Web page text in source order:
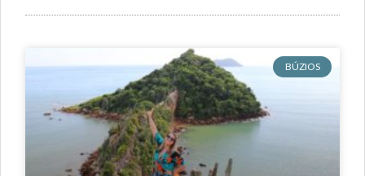
BÚZIOS